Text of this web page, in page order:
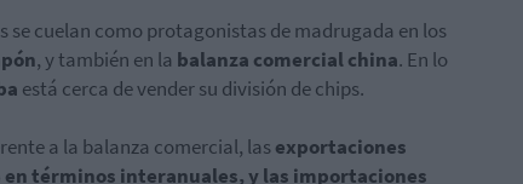
se cuelan como protagonistas de madrugada en los
, y también en la balanza comercial china. En lo
está cerca de vender su división de chips.
a la balanza comercial, lasexportaciones
en términos interanuales, y las importaciones